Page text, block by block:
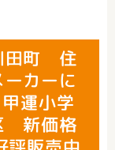
田町 住
カーに
運小学
新価格